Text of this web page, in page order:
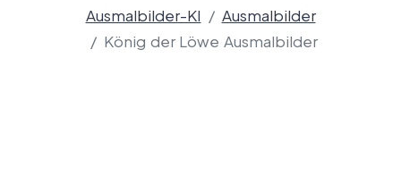
Ausmalbilder-KI
Ausmalbilder
König der Löwe Ausmalbilder